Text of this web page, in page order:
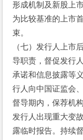
形成机制及新股上
为比较基准的上市
束。
（七）发行人上市
导职责，督促发行
承诺和信息披露等
行人向中国证监会
督导期内，保荐机
发行人出现重大变
露临时报告。持续